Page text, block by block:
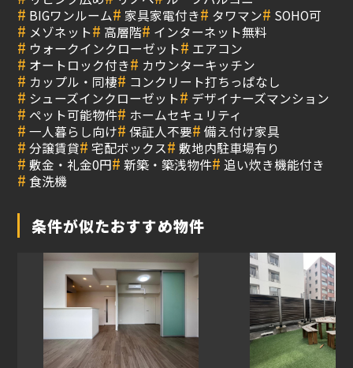
# BIGワンルーム# 家具家電付き# タワマン# SOHO可
# メゾネット# 高層階# インターネット無料
# ウォークインクローゼット# エアコン
# オートロック付き# カウンターキッチン
# カップル・同棲# コンクリート打ちっぱなし
# シューズインクローゼット# デザイナーズマンション
# ペット可能物件# ホームセキュリティ
# 一人暮らし向け# 保証人不要# 備え付け家具
# 分譲賃貸# 宅配ボックス# 敷地内駐車場有り
# 敷金・礼金0円# 新築・築浅物件# 追い炊き機能付き
# 食洗機
条件が似たおすすめ物件